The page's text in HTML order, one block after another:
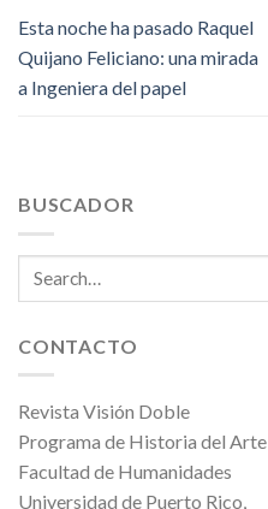
Esta noche ha pasado Raquel
Quijano Feliciano: una mirada
a Ingeniera del papel
BUSCADOR
CONTACTO
Revista Visión Doble
Programa de Historia del Arte
Facultad de Humanidades
Universidad de Puerto Rico,